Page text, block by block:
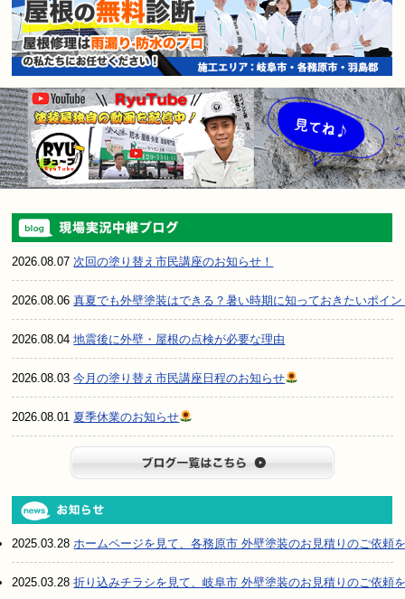
2026.08.07次回の塗り替え市民講座のお知らせ！
2026.08.06真夏でも外壁塗装はできる？暑い時期に知っておきたいポイン
2026.08.04地震後に外壁・屋根の点検が必要な理由
2026.08.03今月の塗り替え市民講座日程のお知らせ
2026.08.01 夏季休業のお知らせ
2025.03.28ホームページを見て、各務原市 外壁塗装のお見積りのご依頼
2025.03.28折り込みチラシを見て、岐阜市 外壁塗装のお見積りのご依頼